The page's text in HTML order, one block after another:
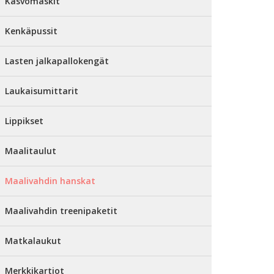
Kenkäpussit
Lasten jalkapallokengät
Laukaisumittarit
Lippikset
Maalitaulut
Maalivahdin hanskat
Maalivahdin treenipaketit
Matkalaukut
Merkkikartiot